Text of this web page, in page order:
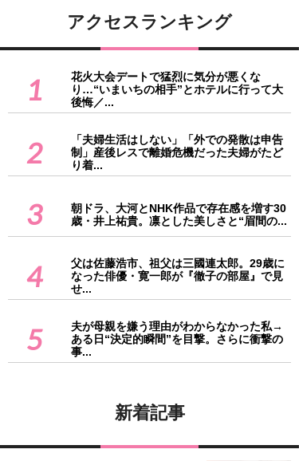
アクセスランキング
1
花火大会デートで猛烈に気分が悪くな
り…“いまいちの相手”とホテルに行って大
後悔／...
2
「夫婦生活はしない」「外での発散は申告
制」産後レスで離婚危機だった夫婦がたど
り着...
3
朝ドラ、大河とNHK作品で存在感を増す30
歳・井上祐貴。凛とした美しさと“眉間の...
4
父は佐藤浩市、祖父は三國連太郎。29歳に
なった俳優・寛一郎が『徹子の部屋』で見
せ...
5
夫が母親を嫌う理由がわからなかった私→
ある日“決定的瞬間”を目撃。さらに衝撃の
事...
新着記事